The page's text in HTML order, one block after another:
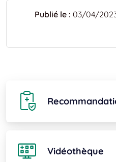
Publié le : 03/04/
Vidéothèque